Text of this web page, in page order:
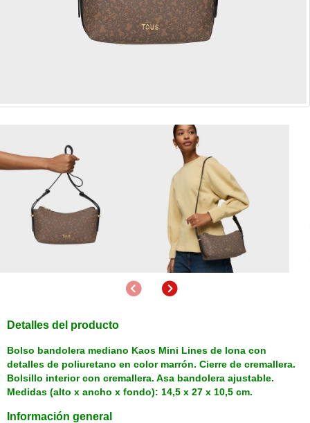
AnteriorSiguiente
Detalles del producto
Bolso bandolera mediano Kaos Mini Lines de lona con
detalles de poliuretano en color marrón. Cierre de cremallera.
Bolsillo interior con cremallera. Asa bandolera ajustable.
Medidas (alto x ancho x fondo): 14,5 x 27 x 10,5 cm.
Información general